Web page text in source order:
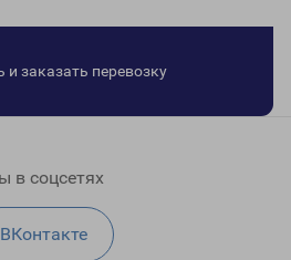
и заказать перевозку
в соцсетях
ВКонтакте